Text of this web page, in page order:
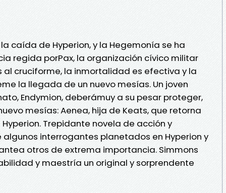
caída de Hyperion, y la Hegemonía se ha
regida porPax, la organización cívico militar
cruciforme, la inmortalidad es efectiva y la
la llegada de un nuevo mesías. Un joven
Endymion, deberámuy a su pesar proteger,
mesías: Aenea, hija de Keats, que retorna
Trepidante novela de acción y
algunos interrogantes planetados en Hyperion y
otros de extrema importancia. Simmons
y maestría un original y sorprendente